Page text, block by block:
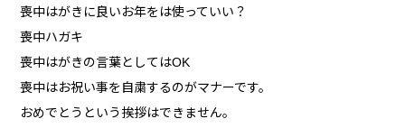
喪中はがきに良いお年をは使っていい？
喪中ハガキ
喪中はがきの言葉としてはOK
喪中はお祝い事を自粛するのがマナーです。
おめでとうという挨拶はできません。